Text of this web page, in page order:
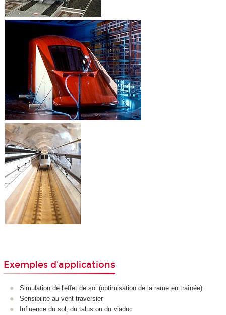
Exemples d'applications
Simulation de l'effet de sol (optimisation de la rame en traînée)
Sensibilité au vent traversier
Influence du sol, du talus ou du viaduc